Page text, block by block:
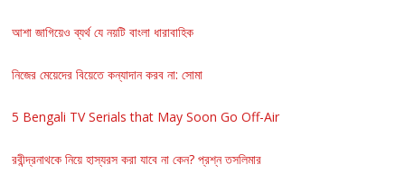
আশা জাগিয়েও ব্যর্থ যে নয়টি বাংলা ধারাবাহিক
নিজের মেয়েদের বিয়েতে কন্যাদান করব না: সোমা
5 Bengali TV Serials that May Soon Go Off-Air
রবীন্দ্রনাথকে নিয়ে হাস্যরস করা যাবে না কেন? প্রশ্ন তসলিমার